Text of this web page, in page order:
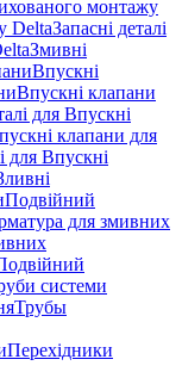
монтажу
DeltaЗапасні деталі
Змивні
Впускні
Впускні клапани
для Впускні
клапани для
для Впускні
Подвійний
для змивних
системи
Трубы
Перехідники